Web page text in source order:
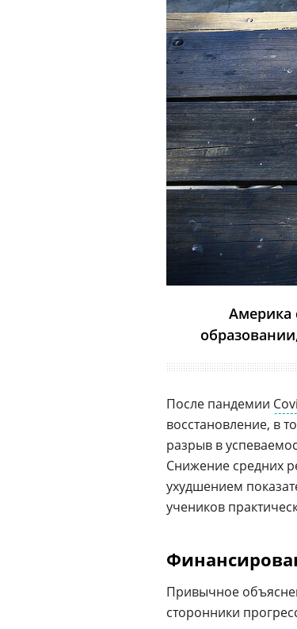
Америка
После пандемии
восстановление, в
разрыв в
Снижение средних
ухудшением
учеников
Привычное
сторонники